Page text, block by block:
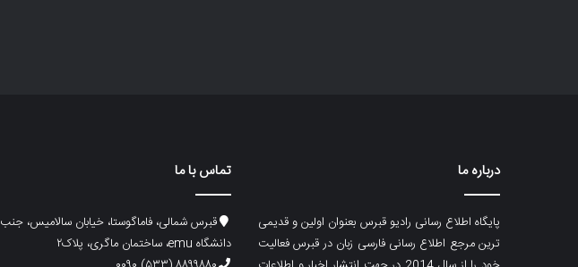
درباره ما
پایگاه اطلاع رسانی رادیو قبرس بعنوان اولین و قدیمی
ترین مرجع اطلاع رسانی فارسی زبان در قبرس فعالیت
تماس با ما
قبرس شمالی، فاماگوستا، خیابان سالامیس، جنب
دانشگاه emu، ساختمان ماگری، پلاک۲